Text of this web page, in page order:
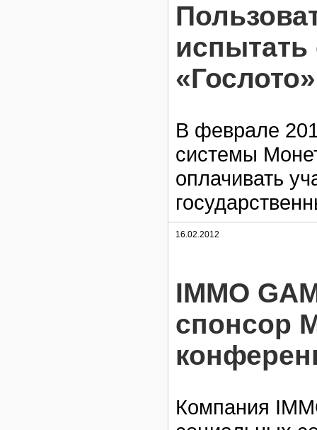
испытать
«Гослото»
В феврале
системы
оплачивать
16.02.2012
IMMO
спонсор
Компания